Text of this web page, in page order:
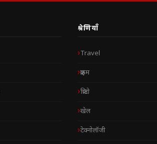
श्रेणियाँ
Travel
क्राइम
क्रिप्टो
खेल
टेक्नोलॉजी